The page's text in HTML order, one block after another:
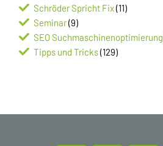
Schröder Spricht Fix(11)
Seminar(9)
SEO Suchmaschinenoptimierung
Tipps und Tricks(129)